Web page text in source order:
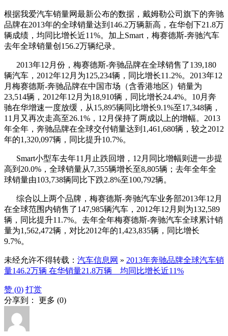
根据我爱汽车销量网最新公布的数据，戴姆勒公司旗下的奔驰
品牌在2013年的全球销量达到146.2万辆新高，在华创下21.8万
辆成绩，均同比增长近11%。加上Smart，梅赛德斯-奔驰汽车
去年全球销量创156.2万辆纪录。
2013年12月份，梅赛德斯-奔驰品牌在全球销售了139,180
辆汽车，2012年12月为125,234辆，同比增长11.2%。2013年12
月梅赛德斯-奔驰品牌在中国市场（含香港地区）销量为
23,514辆，2012年12月为18,910辆，同比增长24.4%。10月奔
驰在华增速一度放缓，从15,895辆同比增长9.1%至17,348辆，
11月又再次走高至26.1%，12月保持了两成以上的增幅。2013
年全年，奔驰品牌在全球交付销量达到1,461,680辆，较之2012
年的1,320,097辆，同比提升10.7%。
Smart小型车去年11月止跌回增，12月同比增幅则进一步提
高到20.0%，全球销量从7,355辆增长至8,805辆；去年全年全
球销量由103,738辆同比下跌2.8%至100,792辆。
综合以上两个品牌，梅赛德斯-奔驰汽车业务部2013年12月
在全球范围内销售了147,985辆汽车，2012年12月则为132,589
辆，同比提升11.7%。去年全年梅赛德斯-奔驰汽车全球累计销
量为1,562,472辆，对比2012年的1,423,835辆，同比增长
9.7%。
未经允许不得转载： 汽车信息网 » 2013年奔驰品牌全球汽车销
量146.2万辆 在华销量21.8万辆 均同比增长近11%
赞 (0) 打赏
分享到： 更多 (0)